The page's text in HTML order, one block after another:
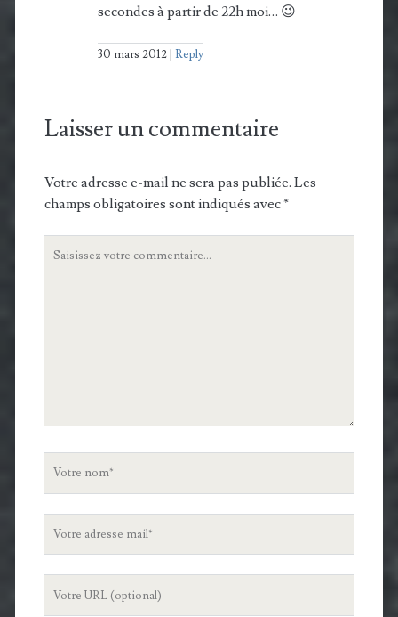
secondes à partir de 22h moi… 😉
30 mars 2012 Reply
Laisser un commentaire
Votre adresse e-mail ne sera pas publiée. Les
champs obligatoires sont indiqués avec*